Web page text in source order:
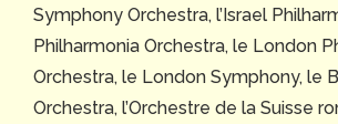
Symphony Orchestra, l’Israel
Philharmonia Orchestra, le London
Orchestra, le London Symphony, le
Orchestra, l’Orchestre de la Suisse